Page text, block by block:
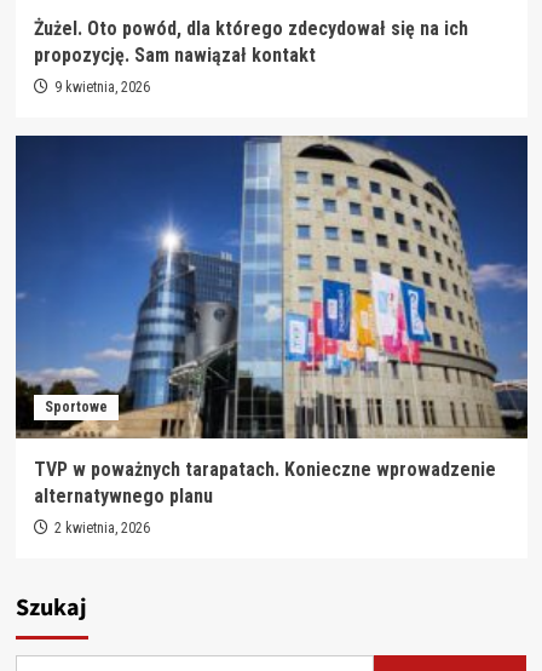
Żużel. Oto powód, dla którego zdecydował się na ich
propozycję. Sam nawiązał kontakt
9 kwietnia, 2026
Sportowe
TVP w poważnych tarapatach. Konieczne wprowadzenie
alternatywnego planu
2 kwietnia, 2026
Szukaj